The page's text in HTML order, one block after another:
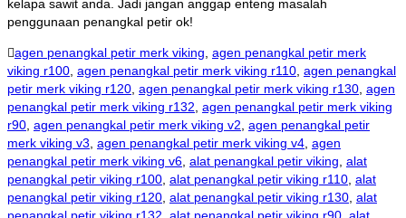
kelapa sawit anda. Jadi jangan anggap enteng masalah
penggunaan penangkal petir ok!
agen penangkal petir merk viking agen penangkal petir merk
viking r100 agen penangkal petir merk viking r110 agen penangkal
petir merk viking r120 agen penangkal petir merk viking r130 agen
penangkal petir merk viking r132 agen penangkal petir merk viking
r90 agen penangkal petir merk viking v2 agen penangkal petir
merk viking v3 agen penangkal petir merk viking v4 agen
penangkal petir merk viking v6 alat penangkal petir viking alat
penangkal petir viking r100 alat penangkal petir viking r110 alat
penangkal petir viking r120 alat penangkal petir viking r130 alat
penangkal petir viking r132 alat penangkal petir viking r90 alat